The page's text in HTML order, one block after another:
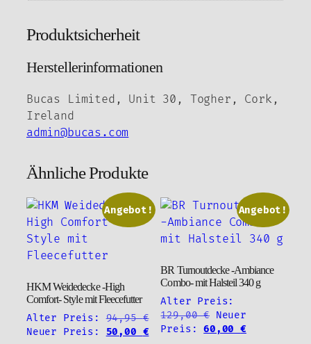
Produktsicherheit
Herstellerinformationen
Bucas Limited, Unit 30, Togher, Cork,
Ireland
admin@bucas.com
Ähnliche Produkte
Angebot!
HKM Weidedecke -High
Comfort- Style mit Fleecefutter
Alter Preis: 94,95€
Ursprünglicher
Neuer Preis: 50,00 €Aktueller
Angebot!
BR Turnoutdecke -Ambiance
Combo- mit Halsteil 340 g
Alter Preis:
129,00€ Ursprünglicher
Preis
Neuer
Preis:
60,00€Aktueller